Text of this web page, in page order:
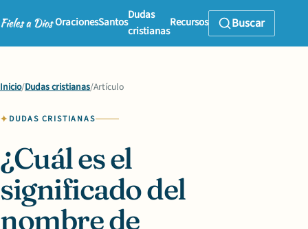
OracionesSantos
Dudas
cristianas
Recursos Buscar
Inicio/Dudas cristianas/Artículo
DUDAS CRISTIANAS
¿Cuál es el
significado del
nombre de